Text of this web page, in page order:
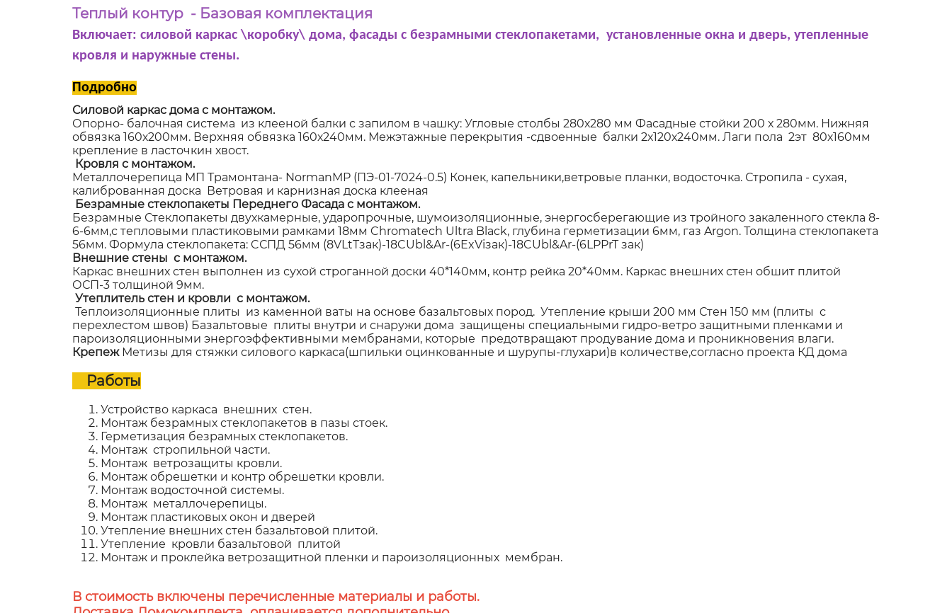
Теплый контур - Базовая комплектация
Включает: силовой каркас \коробку\ дома, фасады с безрамными стеклопакетами, установленные окна и дверь, утепленные
кровля и наружные стены.
Подробно
Силовой каркас дома с монтажом.
Опорно- балочная система из клееной балки с запилом в чашку: Угловые столбы 280х280 мм Фасадные стойки 200 х 280мм. Нижняя
обвязка 160х200мм. Верхняя обвязка 160х240мм. Межэтажные перекрытия -сдвоенные балки 2х120х240мм. Лаги пола 2эт 80х160мм
крепление в ласточкин хвост.
Кровля с монтажом.
Металлочерепица МП Трамонтана- NormanMP (ПЭ-01-7024-0.5) Конек, капельники,ветровые планки, водосточка. Стропила - сухая,
калиброванная доска Ветровая и карнизная доска клееная
Безрамные стеклопакеты Переднего Фасада с монтажом.
Безрамные Стеклопакеты двухкамерные, ударопрочные, шумоизоляционные, энергосберегающие из тройного закаленного стекла 8-
6-6мм,с тепловыми пластиковыми рамками 18мм Chromatech Ultra Black, глубина герметизации 6мм, газ Argon. Толщина стеклопакета
56мм. Формула стеклопакета: CСПД 56мм (8VLtTзак)-18CUbl&Ar-(6ExViзак)-18CUbl&Ar-(6LPPrT зак)
Внешние стены с монтажом.
Каркас внешних стен выполнен из сухой строганной доски 40*140мм, контр рейка 20*40мм. Каркас внешних стен обшит плитой
ОСП-3 толщиной 9мм.
Утеплитель стен и кровли с монтажом.
Теплоизоляционные плиты из каменной ваты на основе базальтовых пород. Утепление крыши 200 мм Стен 150 мм (плиты с
перехлестом швов) Базальтовые плиты внутри и снаружи дома защищены специальными гидро-ветро защитными пленками и
пароизоляционными энергоэффективными мембранами, которые предотвращают продувание дома и проникновения влаги.
Крепеж Метизы для стяжки силового каркаса(шпильки оцинкованные и шурупы-глухари)в количестве,согласно проекта КД дома
Работы
Устройство каркаса внешних стен.
Монтаж безрамных стеклопакетов в пазы стоек.
Герметизация безрамных стеклопакетов.
Монтаж стропильной части.
Монтаж ветрозащиты кровли.
Монтаж обрешетки и контр обрешетки кровли.
Монтаж водосточной системы.
Монтаж металлочерепицы.
Монтаж пластиковых окон и дверей
Утепление внешних стен базальтовой плитой.
Утепление кровли базальтовой плитой
Монтаж и проклейка ветрозащитной пленки и пароизоляционных мембран.
В стоимость включены перечисленные материалы и работы.